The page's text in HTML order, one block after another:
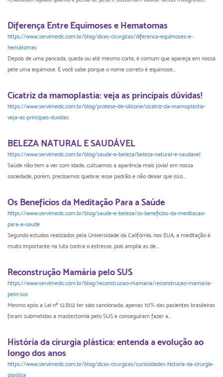
Diferença Entre Equimoses e Hematomas
https://www.servimedic.com.br/blog/dicas-cirurgicas/diferenca-equimoses-e-
hematomas
Depois de uma pancada, queda ou até mesmo corte, é comum que apareça em nossa
pele uma equimose. E você sabe porque o nome correto é equimose...
Cicatriz da mamoplastia: veja as principais dúvidas!
https://www.servimedic.com.br/blog/protese-de-silicone/cicatriz-da-mamoplastia-
veja-as-principais-duvidas
BELEZA NATURAL E SAUDÁVEL
https://www.servimedic.com.br/blog/saude-e-beleza/beleza-natural-e-saudavel
Saúde não tem a ver com idade, cultuamos a aparência mais jovial em nossa
sociedade, porém, precisamos quebrar esse padrão e não deixar que isso...
Os Benefícios da Meditação Para a Saúde
https://www.servimedic.com.br/blog/saude-e-beleza/os-beneficios-da-meditacao-
para-a-saude
Segundo estudos realizados pela Universidade da Califórnia, nos EUA, a meditação é
muito importante na luta contra o estresse, pois amplia as de...
Reconstrução Mamária pelo SUS
https://www.servimedic.com.br/blog/reconstrucao-mamaria/reconstrucao-mamaria-
pelo-sus
Mesmo após a Lei nº 12.802 ter sido sancionada, apenas 10% das pacientes brasileiras
foram submetidas a mastectomia pelo SUS e conseguiram fazer a...
História da cirurgia plástica: entenda a evolução ao
longo dos anos
https://www.servimedic.com.br/blog/dicas-cirurgicas/curiosidades-historia-da-cirurgia-
plastica